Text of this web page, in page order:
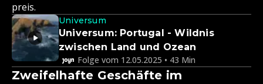
preis.
Universum
Universum: Portugal - Wildnis
zwischen Land und Ozean
Folge vom 12.05.2025 • 43 Min
Zweifelhafte Geschäfte im